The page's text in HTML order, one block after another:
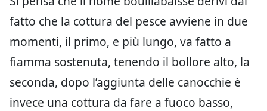
fatto che la cottura del pesce avviene in due
momenti, il primo, e più lungo, va fatto a
fiamma sostenuta, tenendo il bollore alto, la
seconda, dopo l’aggiunta delle canocchie è
invece una cottura da fare a fuoco basso,